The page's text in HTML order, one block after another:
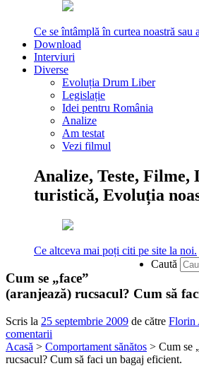
Ce se întâmplă în curtea noastră sau
Download
Interviuri
Diverse
Evoluția Drum Liber
Legislație
Idei pentru România
Analize
Am testat
Vezi filmul
Analize, Teste, Filme,
turistică, Evoluția
Ce altceva mai poți citi pe site la noi.
Caută
Cum se „face”
(aranjează) rucsacul? Cum să
Scris la 25 septembrie 2009 de către Florin
comentarii
Acasă > Comportament sănătos > Cum se
rucsacul? Cum să faci un bagaj eficient.